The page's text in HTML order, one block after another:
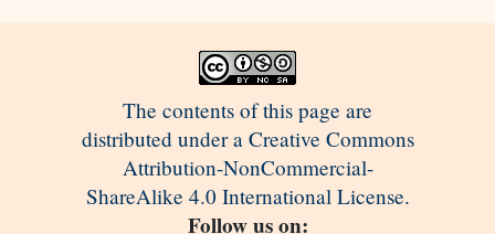
The contents of this page are
distributed under a Creative Commons
Attribution-NonCommercial-
ShareAlike 4.0 International License.
Follow us on: